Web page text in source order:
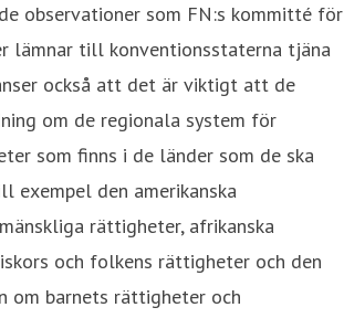
observationer som FN:s kommitté för
lämnar till konventionsstaterna tjäna
också att det är viktigt att de
om de regionala system för
som finns i de länder som de ska
exempel den amerikanska
rättigheter, afrikanska
och folkens rättigheter och den
om barnets rättigheter och